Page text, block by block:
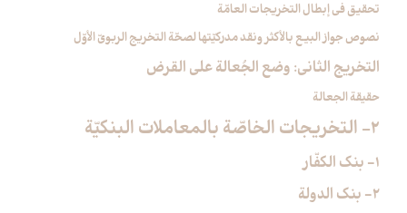
تحقيق في إبطال التخريجات العامّة
نصوص جواز البيع بالأكثر ونقد مدركيّتها لصحّة التخريج الربويّ الأوّل
التخريج الثاني: وضع الجُعالة على القرض
حقيقة الجعالة
2- التخريجات الخاصّة بالمعاملات البنكيّة
1- بنك الكفّار
2- بنك الدولة